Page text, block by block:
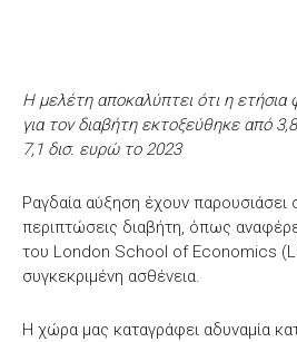
Η μελέτη αποκαλύπτει ότι η ετήσια
για τον διαβήτη εκτοξεύθηκε από
7,1 δισ. ευρώ το 2023
Ραγδαία αύξηση έχουν παρουσιάσει
περιπτώσεις διαβήτη, όπως
του London School of Economics
συγκεκριμένη ασθένεια.
Η χώρα μας καταγράφει αδυναμία